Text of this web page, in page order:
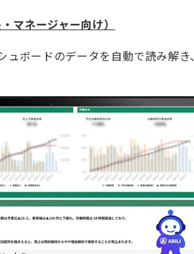
マネージャー向け）
ボードのデータを自動で読み解